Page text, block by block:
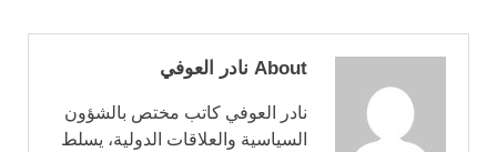
About نادر العوفي
نادر العوفي كاتب مختص بالشؤون
السياسية والعلاقات الدولية، يسلط